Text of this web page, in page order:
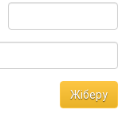
Жіберу